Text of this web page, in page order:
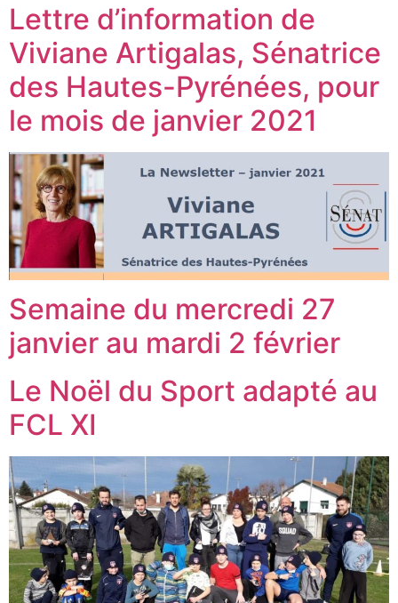
Lettre d’information de
Viviane Artigalas, Sénatrice
des Hautes-Pyrénées, pour
le mois de janvier 2021
Semaine du mercredi 27
janvier au mardi 2 février
Le Noël du Sport adapté au
FCL XI